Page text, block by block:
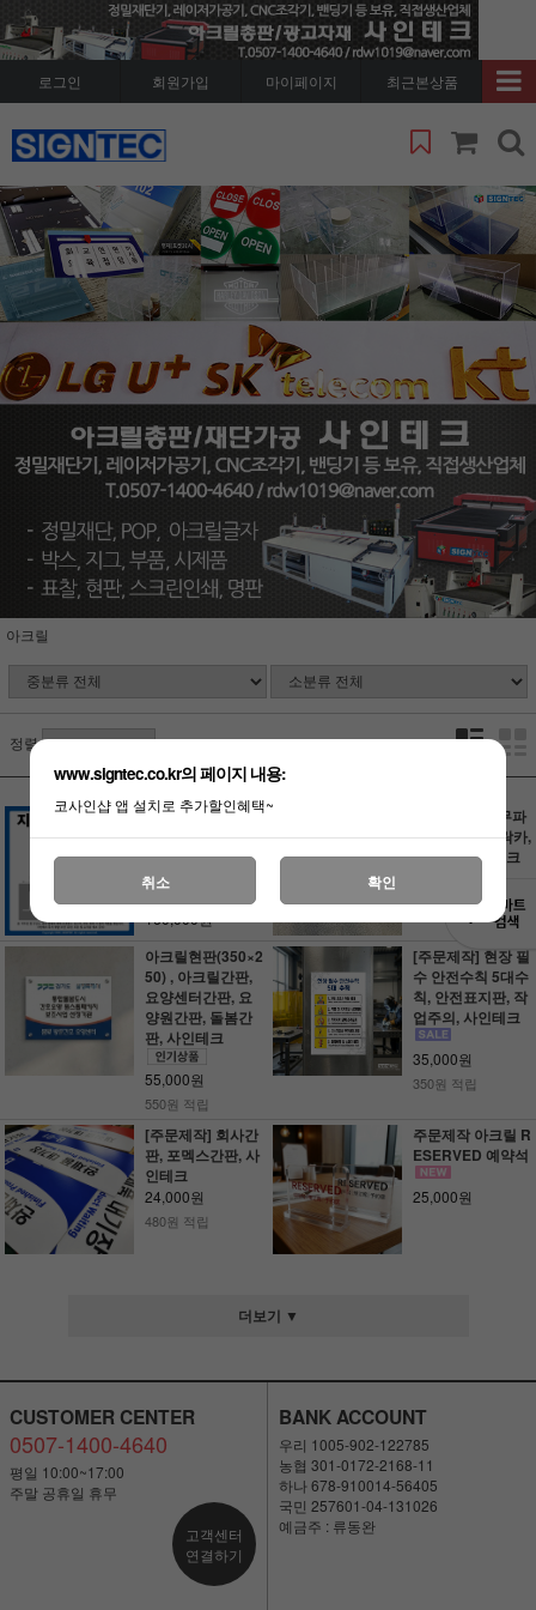
로그인 회원가입 마이페이지 최근본상품
아크릴
정렬
지게차 마킹판 세
트 4종1조 ,마킹판,
락카, 스텐실, 사인
테크
160,000원
[주문제작] 나무파
렛트, 마킹판, 락카,
스텐실, 사인테크
아크릴현판(350×2
50) , 아크릴간판,
요양센터간판, 요
양원간판, 돌봄간
판, 사인테크
55,000원
550원 적립
[주문제작] 현장 필
수 안전수칙 5대수
칙, 안전표지판, 작
업주의, 사인테크
35,000원
350원 적립
[주문제작] 회사간
판, 포멕스간판, 사
인테크
24,000원
480원 적립
주문제작 아크릴 R
ESERVED 예약석
25,000원
더보기 ▼
CUSTOMER CENTER
0507-1400-4640
평일 10:00~17:00
주말 공휴일 휴무
고객센터
연결하기
BANK ACCOUNT
우리 1005-902-122785
농협 301-0172-2168-11
하나 678-910014-56405
국민 257601-04-131026
예금주 : 류동완
www.signtec.co.kr의 페이지 내용:
코사인샵 앱 설치로 추가할인혜택~
취소 확인